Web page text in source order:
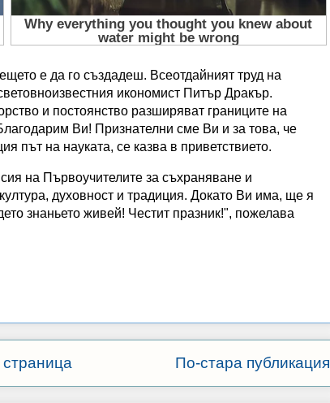
е да го създадеш. Всеотдайният труд на
икономист Питър Дракър.
и постоянство разширяват границите на
Ви! Признателни сме Ви и за това, че
път на науката, се казва в приветствието.
на Първоучителите за съхраняване и
духовност и традиция. Докато Ви има, ще я
знаньето живей! Честит празник!", пожелава
По-стара публикация